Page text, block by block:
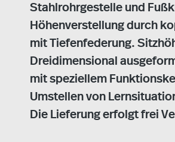
Stahlrohrgestelle und
Höhenverstellung durch
mit Tiefenfederung.
Dreidimensional
mit speziellem
Umstellen von
Die Lieferung erfolgt frei